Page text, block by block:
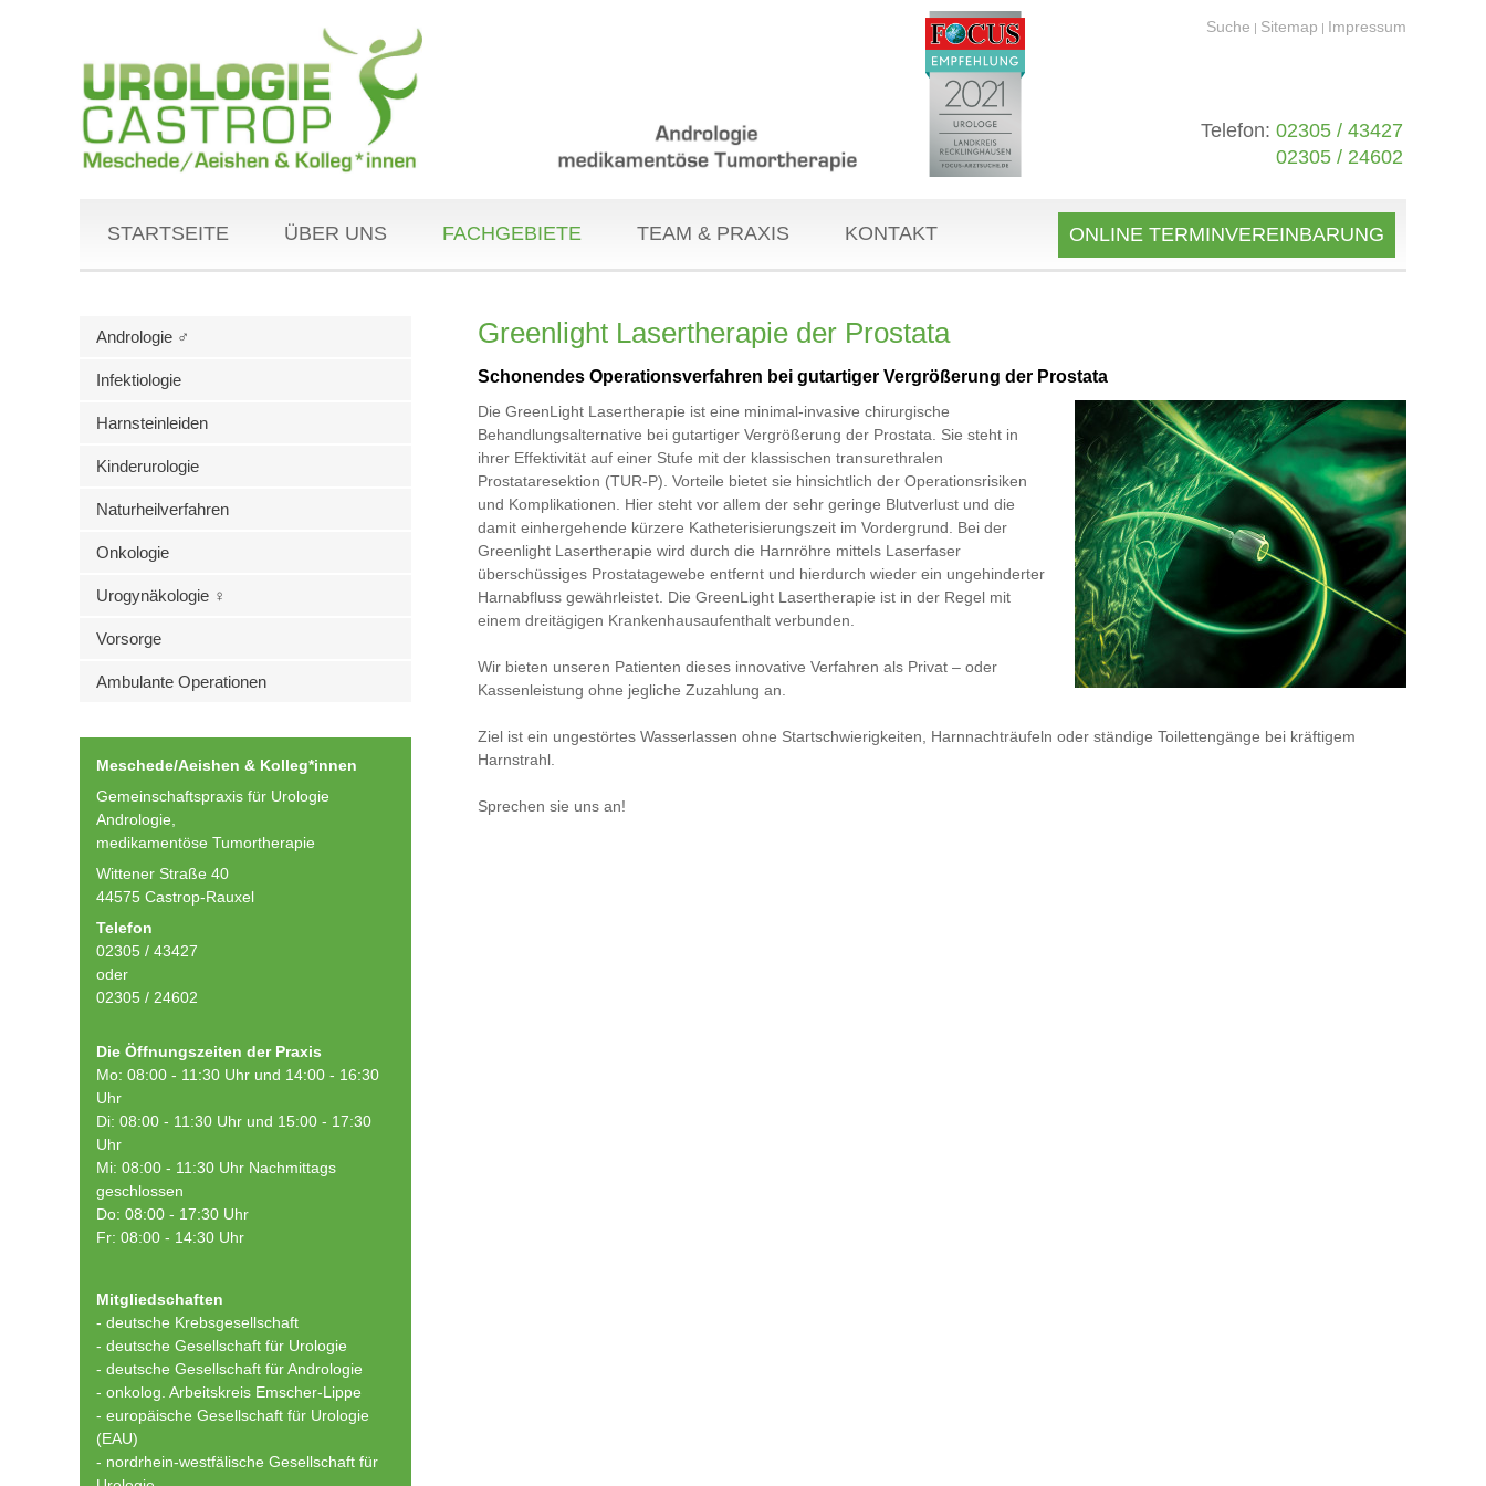
Suche | Sitemap | Impressum
Telefon: 02305 / 43427
02305 / 24602
STARTSEITE ÜBER UNS FACHGEBIETE TEAM & PRAXIS KONTAKT ONLINE TERMINVEREINBARUNG
Andrologie ♂
Infektiologie
Harnsteinleiden
Kinderurologie
Naturheilverfahren
Onkologie
Urogynäkologie ♀
Vorsorge
Ambulante Operationen
Meschede/Aeishen & Kolleg*innen
Gemeinschaftspraxis für Urologie
Andrologie,
medikamentöse Tumortherapie
Wittener Straße 40
44575 Castrop-Rauxel
Telefon
02305 / 43427
oder
02305 / 24602
Die Öffnungszeiten der Praxis
Mo: 08:00 - 11:30 Uhr und 14:00 - 16:30
Uhr
Di: 08:00 - 11:30 Uhr und 15:00 - 17:30
Uhr
Mi: 08:00 - 11:30 Uhr Nachmittags
geschlossen
Do: 08:00 - 17:30 Uhr
Fr: 08:00 - 14:30 Uhr
Mitgliedschaften
- deutsche Krebsgesellschaft
- deutsche Gesellschaft für Urologie
- deutsche Gesellschaft für Andrologie
- onkolog. Arbeitskreis Emscher-Lippe
- europäische Gesellschaft für Urologie
(EAU)
- nordrhein-westfälische Gesellschaft für
Greenlight Lasertherapie der Prostata
Schonendes Operationsverfahren bei gutartiger Vergrößerung der Prostata
Die GreenLight Lasertherapie ist eine minimal-invasive chirurgische
Behandlungsalternative bei gutartiger Vergrößerung der Prostata. Sie steht in
ihrer Effektivität auf einer Stufe mit der klassischen transurethralen
Prostataresektion (TUR-P). Vorteile bietet sie hinsichtlich der Operationsrisiken
und Komplikationen. Hier steht vor allem der sehr geringe Blutverlust und die
damit einhergehende kürzere Katheterisierungszeit im Vordergrund. Bei der
Greenlight Lasertherapie wird durch die Harnröhre mittels Laserfaser
überschüssiges Prostatagewebe entfernt und hierdurch wieder ein ungehinderter
Harnabfluss gewährleistet. Die GreenLight Lasertherapie ist in der Regel mit
einem dreitägigen Krankenhausaufenthalt verbunden.
Wir bieten unseren Patienten dieses innovative Verfahren als Privat – oder
Kassenleistung ohne jegliche Zuzahlung an.
Ziel ist ein ungestörtes Wasserlassen ohne Startschwierigkeiten, Harnnachträufeln oder ständige Toilettengänge bei kräftigem
Harnstrahl.
Sprechen sie uns an!